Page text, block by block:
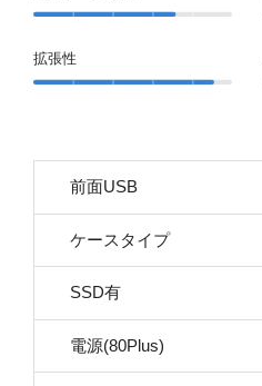
拡張性
前面USB
ケースタイプ
SSD有
電源(80Plus)